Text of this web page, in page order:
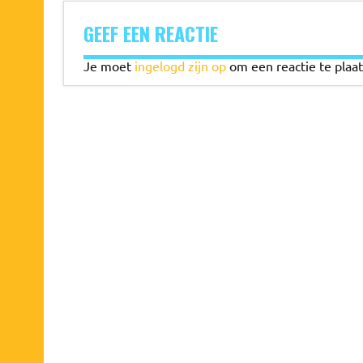
GEEF EEN REACTIE
Je moet ingelogd zijn opom een reactie te